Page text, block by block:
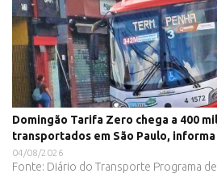
Domingão Tarifa Zero chega a 400
transportados em São Paulo,
04/08/2026
Fonte: Diário do Transporte Programa